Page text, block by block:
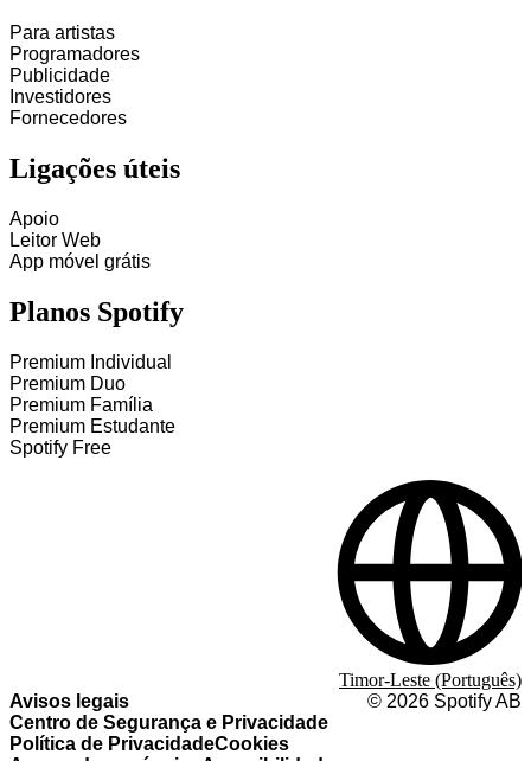
Para artistas
Programadores
Publicidade
Investidores
Fornecedores
Ligações úteis
Apoio
Leitor Web
App móvel grátis
Planos Spotify
Premium Individual
Premium Duo
Premium Família
Premium Estudante
Spotify Free
Avisos legais
Centro de Segurança e Privacidade
Política de PrivacidadeCookies
© 2026 Spotify AB
Timor-Leste (Português)